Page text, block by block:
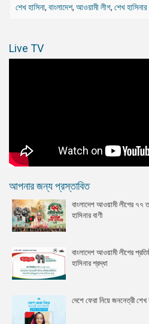
শেখ হাসিনা, বাংলাদেশ, আওয়ামী লীগ, শেখ হাসিনার
Live TV
আপনার জন্য প্রস্তাবিত
বাংলাদেশ আওয়ামী লীগের ৭৭
হাসিনার বাণী
বাংলাদেশ আওয়ামী লীগের
হাসিনার শ্রদ্ধা
দেশে ফেরা নিয়ে জননেত্রী শেখ